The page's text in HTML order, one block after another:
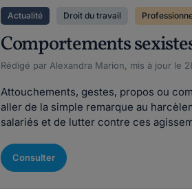
Actualité Droit du travail
Comportements
Rédigé par Alexandra Marion, mis à jour le
Attouchements, gestes, propos ou
aller de la simple remarque au
salariés et de lutter contre ces
Consulter